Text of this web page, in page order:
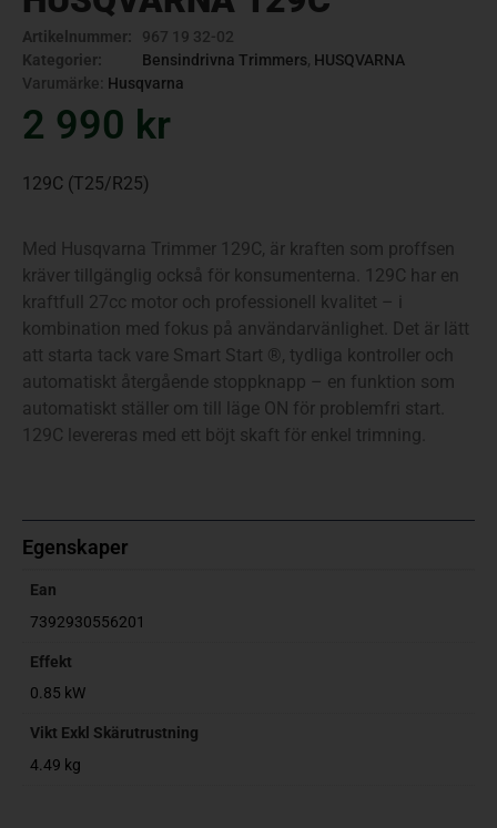
Artikelnummer:
967 19 32-02
Kategorier:
Bensindrivna Trimmers, HUSQVARNA
Varumärke: Husqvarna
2 990 kr
129C (T25/R25)
Med Husqvarna Trimmer 129C, är kraften som proffsen
kräver tillgänglig också för konsumenterna. 129C har en
kraftfull 27cc motor och professionell kvalitet – i
kombination med fokus på användarvänlighet. Det är lätt
att starta tack vare Smart Start ®, tydliga kontroller och
automatiskt återgående stoppknapp – en funktion som
automatiskt ställer om till läge ON för problemfri start.
129C levereras med ett böjt skaft för enkel trimning.
Egenskaper
Ean
7392930556201
Effekt
0.85 kW
Vikt Exkl Skärutrustning
4.49 kg